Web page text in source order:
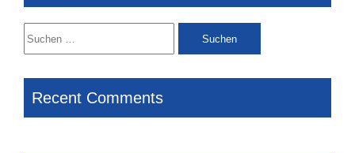
Suchen
nach:
Recent Comments